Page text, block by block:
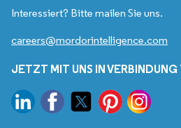
Interessiert? Bitte mailen Sie uns.
careers@mordorintelligence.com
JETZT MIT UNS IN VERBINDUNG